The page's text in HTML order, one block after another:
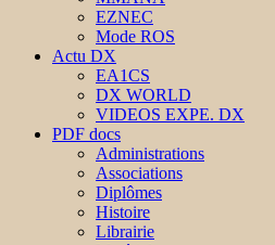
EZNEC
Mode ROS
Actu DX
EA1CS
DX WORLD
VIDEOS EXPE. DX
PDF docs
Administrations
Associations
Diplômes
Histoire
Librairie